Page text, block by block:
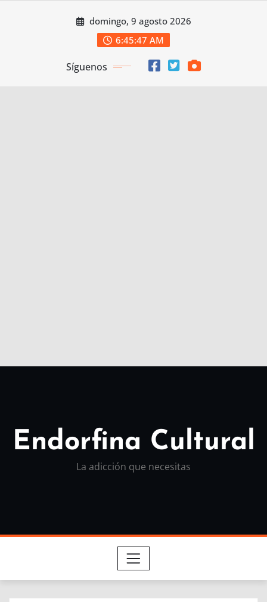
domingo, 9 agosto 2026
6:45:48 AM
Síguenos
Endorfina Cultural
La adicción que necesitas